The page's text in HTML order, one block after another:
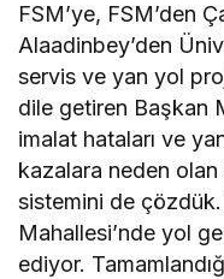
FSM’ye, FSM’den
Alaadinbey’den
servis ve yan yol
dile getiren Başkan
imalat hataları ve
kazalara neden olan
sistemini de
Mahallesi’nde yol
ediyor.